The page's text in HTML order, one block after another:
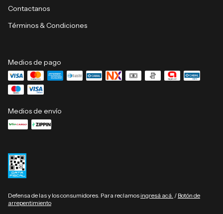
Contactanos
Términos & Condiciones
Medios de pago
Medios de envío
Defensa de las y los consumidores. Para reclamos ingresá acá. / Botón de
arrepentimiento